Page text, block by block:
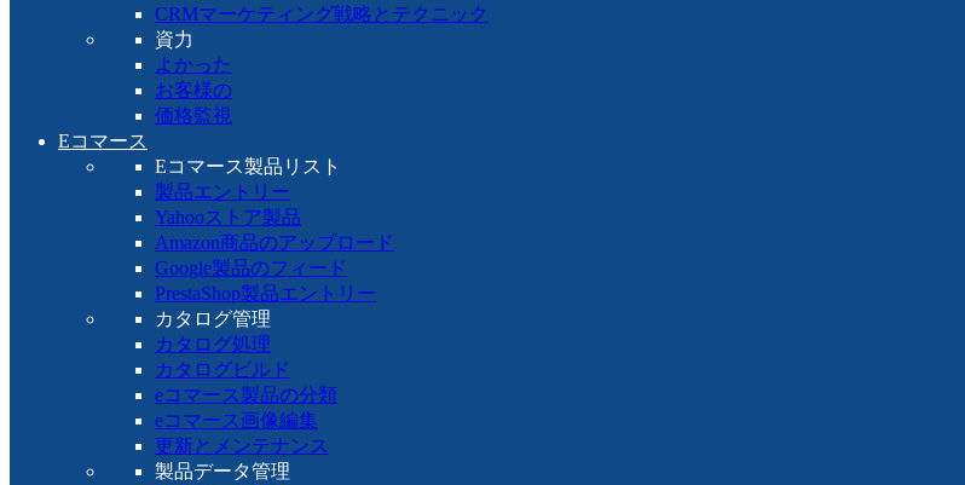
CRMマーケティング戦略とテクニック
資力
よかった
お客様の
価格監視
Eコマース
Eコマース製品リスト
製品エントリー
Yahooストア製品
Amazon商品のアップロード
Google製品のフィード
PrestaShop製品エントリー
カタログ管理
カタログ処理
カタログビルド
eコマース製品の分類
eコマース画像編集
更新とメンテナンス
製品データ管理